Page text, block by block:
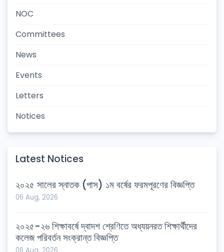
NOC
Committees
News
Events
Letters
Notices
Latest Notices
২০২৫ সালের স্নাতক (পাস) ১ম বর্ষের ফরমপূরণের বিজ্ঞপ্তি
06 Aug, 2026
২০২৫-২৬ শিক্ষাবর্ষে দ্বাদশ শ্রেণিতে অধ্যয়নরত শিক্ষার্থীদের
কলেজ পরিবর্তন সংক্রান্ত বিজ্ঞপ্তি